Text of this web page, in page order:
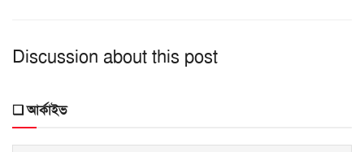
Discussion about this post
❑ আর্কাইভ